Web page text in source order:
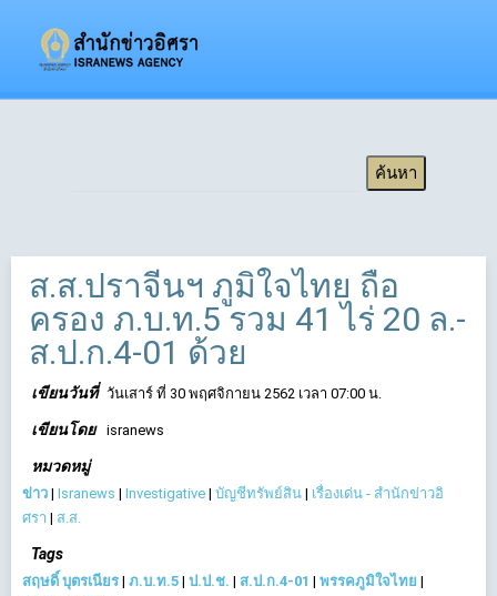
ส.ส.ปราจีนฯ ภูมิใจไทย ถือ
ครอง ภ.บ.ท.5 รวม 41 ไร่ 20 ล.-
ส.ป.ก.4-01 ด้วย
เขียนวันที่ วันเสาร์ ที่ 30 พฤศจิกายน 2562 เวลา 07:00 น.
เขียนโดย isranews
หมวดหมู่
ข่าว | Isranews | Investigative | บัญชีทรัพย์สิน | เรื่องเด่น - สำนักข่าวอิ
ศรา | ส.ส.
Tags
สฤษดิ์ บุตรเนียร | ภ.บ.ท.5 | ป.ป.ช. | ส.ป.ก.4-01 | พรรคภูมิใจไทย |